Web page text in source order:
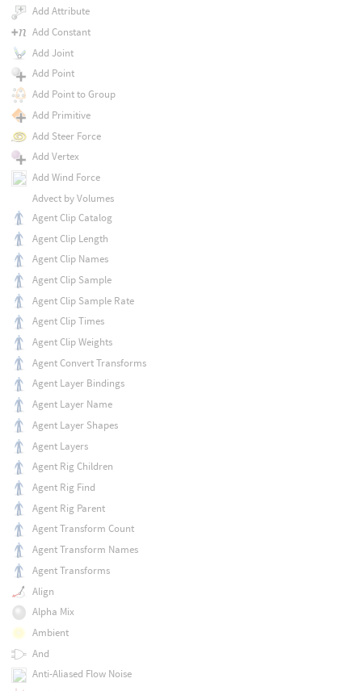
Add Attribute
Add Constant
Add Joint
Add Point
Add Point to Group
Add Primitive
Add Steer Force
Add Vertex
Add Wind Force
Advect by Volumes
Agent Clip Catalog
Agent Clip Length
Agent Clip Names
Agent Clip Sample
Agent Clip Sample Rate
Agent Clip Times
Agent Clip Weights
Agent Convert Transforms
Agent Layer Bindings
Agent Layer Name
Agent Layer Shapes
Agent Layers
Agent Rig Children
Agent Rig Find
Agent Rig Parent
Agent Transform Count
Agent Transform Names
Agent Transforms
Align
Alpha Mix
Ambient
And
Anti-Aliased Flow Noise